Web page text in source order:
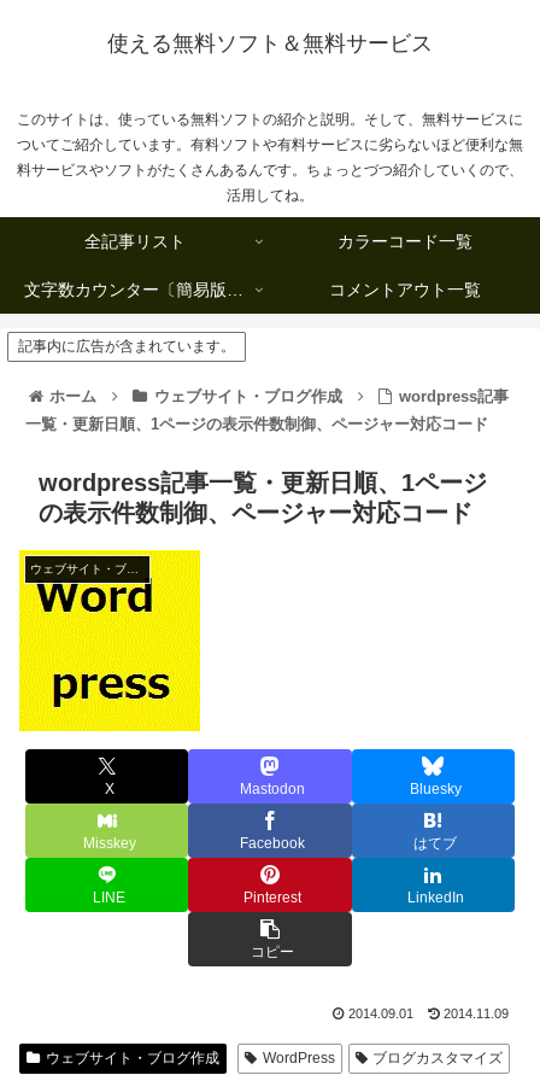
使える無料ソフト＆無料サービス
このサイトは、使っている無料ソフトの紹介と説明。そして、無料サービスに
ついてご紹介しています。有料ソフトや有料サービスに劣らないほど便利な無
料サービスやソフトがたくさんあるんです。ちょっとづつ紹介していくので、
活用してね。
全記事リスト カラーコード一覧
文字数カウンター〔簡易版複数行タイプ〕 コメントアウト一覧
記事内に広告が含まれています。
ホーム ウェブサイト・ブログ作成
wordpress記事
一覧・更新日順、1ページの表示件数制御、ページャー対応コード
wordpress記事一覧・更新日順、1ページ
の表示件数制御、ページャー対応コード
ウェブサイト・ブログ作成
X Mastodon Bluesky
Misskey Facebook はてブ
LINE Pinterest LinkedIn
コピー
2014.09.01 2014.11.09
ウェブサイト・ブログ作成 WordPress ブログカスタマイズ